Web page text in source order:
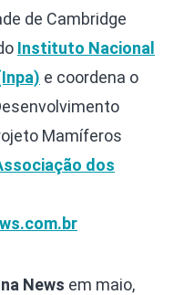
de Cambridge
Instituto Nacional
e coordena o
Mamíferos
dos
News em maio,